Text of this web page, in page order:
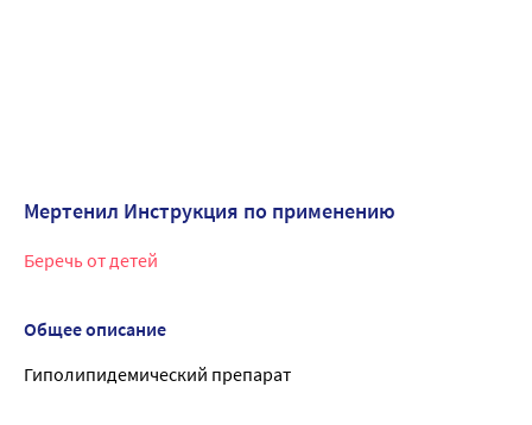
Мертенил Инструкция по применению
Беречь от детей
Общее описание
Гиполипидемический препарат